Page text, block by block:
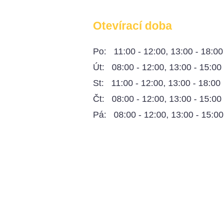
Otevírací doba
Po: 11:00 - 12:00, 13:00 - 18:00
Út: 08:00 - 12:00, 13:00 - 15:00
St: 11:00 - 12:00, 13:00 - 18:00
Čt: 08:00 - 12:00, 13:00 - 15:00
Pá: 08:00 - 12:00, 13:00 - 15:00